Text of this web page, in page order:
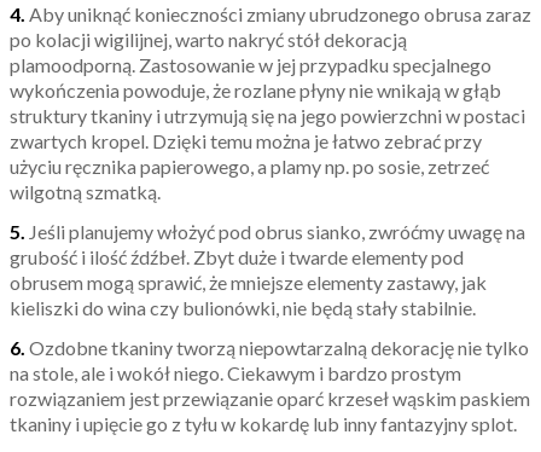
4. Aby uniknąć konieczności zmiany ubrudzonego obrusa zaraz
po kolacji wigilijnej, warto nakryć stół dekoracją
plamoodporną. Zastosowanie w jej przypadku specjalnego
wykończenia powoduje, że rozlane płyny nie wnikają w głąb
struktury tkaniny i utrzymują się na jego powierzchni w postaci
zwartych kropel. Dzięki temu można je łatwo zebrać przy
użyciu ręcznika papierowego, a plamy np. po sosie, zetrzeć
wilgotną szmatką.
5. Jeśli planujemy włożyć pod obrus sianko, zwróćmy uwagę na
grubość i ilość źdźbeł. Zbyt duże i twarde elementy pod
obrusem mogą sprawić, że mniejsze elementy zastawy, jak
kieliszki do wina czy bulionówki, nie będą stały stabilnie.
6. Ozdobne tkaniny tworzą niepowtarzalną dekorację nie tylko
na stole, ale i wokół niego. Ciekawym i bardzo prostym
rozwiązaniem jest przewiązanie oparć krzeseł wąskim paskiem
tkaniny i upięcie go z tyłu w kokardę lub inny fantazyjny splot.